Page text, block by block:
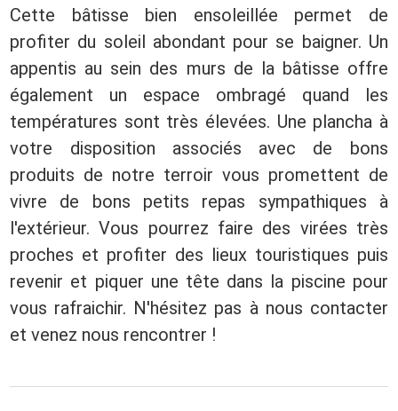
Cette bâtisse bien ensoleillée permet de
profiter du soleil abondant pour se baigner. Un
appentis au sein des murs de la bâtisse offre
également un espace ombragé quand les
températures sont très élevées. Une plancha à
votre disposition associés avec de bons
produits de notre terroir vous promettent de
vivre de bons petits repas sympathiques à
l'extérieur. Vous pourrez faire des virées très
proches et profiter des lieux touristiques puis
revenir et piquer une tête dans la piscine pour
vous rafraichir. N'hésitez pas à nous contacter
et venez nous rencontrer !